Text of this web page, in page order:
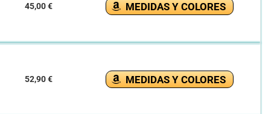
45,00 € MEDIDAS Y COLORES
52,90 € MEDIDAS Y COLORES